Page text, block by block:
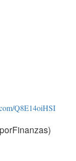
Q8E14oiHSI